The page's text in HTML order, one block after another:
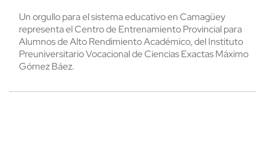
Un orgullo para el sistema educativo en Camagüey
representa el Centro de Entrenamiento Provincial para
Alumnos de Alto Rendimiento Académico, del Instituto
Preuniversitario Vocacional de Ciencias Exactas Máximo
Gómez Báez.